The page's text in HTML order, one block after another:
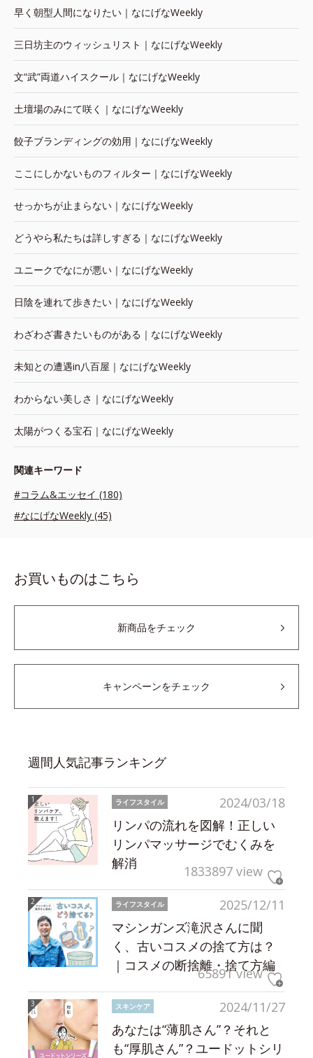
早く朝型人間になりたい｜なにげなWeekly
三日坊主のウィッシュリスト｜なにげなWeekly
文“武”両道ハイスクール｜なにげなWeekly
土壇場のみにて咲く｜なにげなWeekly
餃子ブランディングの効用｜なにげなWeekly
ここにしかないものフィルター｜なにげなWeekly
せっかちが止まらない｜なにげなWeekly
どうやら私たちは詳しすぎる｜なにげなWeekly
ユニークでなにが悪い｜なにげなWeekly
日陰を連れて歩きたい｜なにげなWeekly
わざわざ書きたいものがある｜なにげなWeekly
未知との遭遇in八百屋｜なにげなWeekly
わからない美しさ｜なにげなWeekly
太陽がつくる宝石｜なにげなWeekly
関連キーワード
#コラム&エッセイ (180)
#なにげなWeekly (45)
お買いものはこちら
新商品をチェック
キャンペーンをチェック
週間人気記事ランキング
2024/03/18
ライフスタイル
リンパの流れを図解！正しい
リンパマッサージでむくみを
解消
1833897 view
2025/12/11
ライフスタイル
マシンガンズ滝沢さんに聞
く、古いコスメの捨て方は？
｜コスメの断捨離・捨て方編
65891 view
2024/11/27
スキンケア
あなたは“薄肌さん”？それと
も“厚肌さん”？ユードットシリ